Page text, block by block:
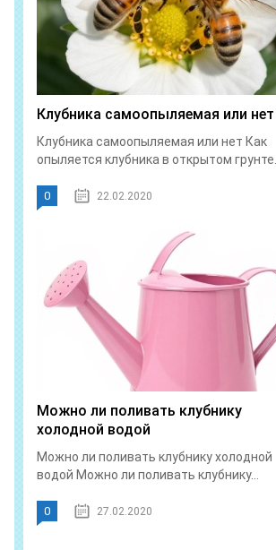
Клубника самоопыляемая или нет
Клубника самоопыляемая или нет Как
опыляется клубника в открытом грунте...
0 22.02.2020
Можно ли поливать клубнику
холодной водой
Можно ли поливать клубнику холодной
водой Можно ли поливать клубнику...
0 27.02.2020